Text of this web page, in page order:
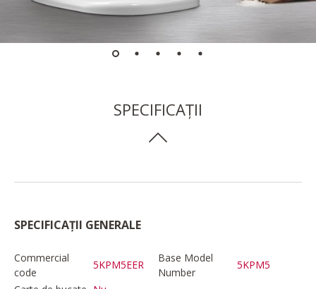
SPECIFICAȚII
SPECIFICAȚII GENERALE
Commercial
code
5KPM5EER
Base Model
Number
5KPM5